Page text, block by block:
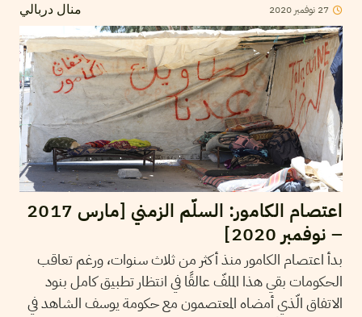
منال دربالي 27 نوفمبر 2020
اعتصام الكامور: السلّم الزمني [مارس 2017
– نوفمبر 2020]
بدأ اعتصام الكامور منذ أكثر من ثلاث سنوات، ورغم تعاقب
الحكومات بقي هذا الملفّ عالقًا في انتظار تطبيق كامل بنود
الاتفاق الّذي أمضاه المعتصمون مع حكومة يوسف الشاهد في